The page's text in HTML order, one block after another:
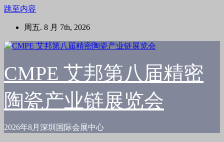
跳至内容
周五. 8 月 7th, 2026
CMPE 艾邦第八届精密
陶瓷产业链展览会
2026年8月深圳国际会展中心